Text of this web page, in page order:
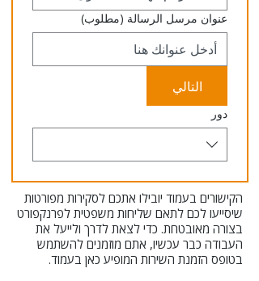
عنوان مرسل الرسالة (مطلوب)
التالي
دور
הקישורים בעמוד יובילו אתכם לסקירות מפורטות
שיסייעו לכם לתאם שליחות משפטית לפרנקפורט
בצורה מאובטחת. כדי לצאת לדרך ולייעל את
העבודה כבר עכשיו, אתם מוזמנים להשתמש
בטופס הזמנת השירות המופיע כאן בעמוד.